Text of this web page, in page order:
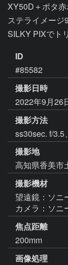
XY50D＋ポタ赤
ステライメージ
SILKY PIXでト
ID
#85582
撮影日時
2022年9月26
撮影方法
ss30sec. f/3.5
撮影地
高知県香美市
撮影機材
望遠鏡：ソニ
カメラ：ソニ
焦点距離
200mm
画像処理